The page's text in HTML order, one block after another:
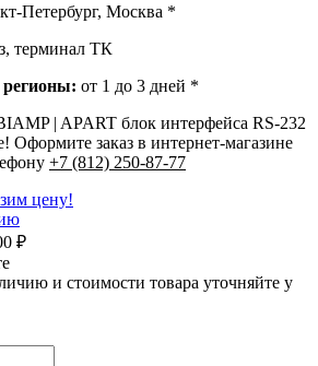
Петербург, Москва *
терминал ТК
от 1 до 3 дней *
| APART блок интерфейса RS-232
Оформите заказ в интернет-магазине
+7 (812) 250-87-77
цену!
₽
и стоимости товара уточняйте у